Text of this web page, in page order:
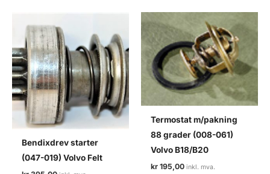
Volvo
felt
antall
Bendixdrev starter
(047-019) Volvo Felt
Termostat m/pakning
88 grader (008-061)
Volvo B18/B20
kr 195,00